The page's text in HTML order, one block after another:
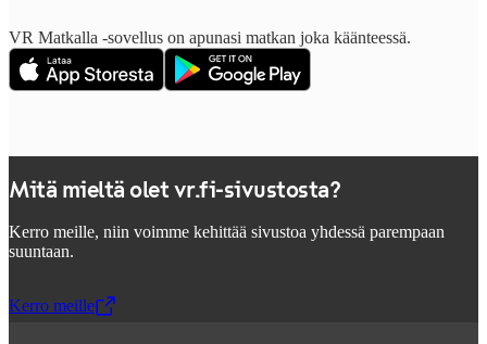
VR Matkalla -sovellus on apunasi matkan joka käänteessä.
Mitä mieltä olet vr.fi-sivustosta?
Kerro meille, niin voimme kehittää sivustoa yhdessä parempaan
suuntaan.
Kerro meille
,Avataan uudessa välilehdessä